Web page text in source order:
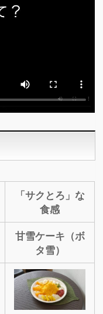
「サクとろ」な
食感
甘雪ケーキ（ボ
タ雪）